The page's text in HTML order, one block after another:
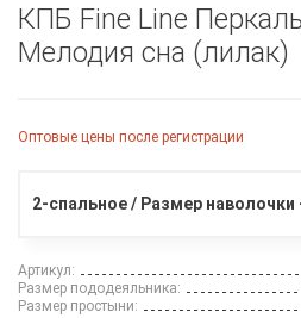
КПБ Fine Line
Мелодия сна (лилак)
Оптовые цены после регистрации
2-спальное / Размер наволочки
Артикул:
Размер пододеяльника:
Размер простыни: